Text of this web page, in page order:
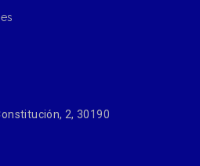
2, 30190